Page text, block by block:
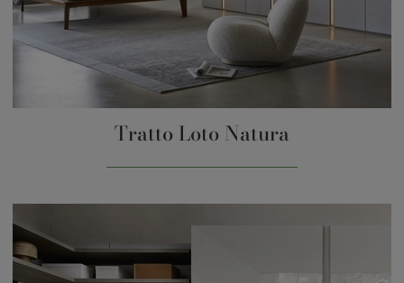
Tratto Loto Natura